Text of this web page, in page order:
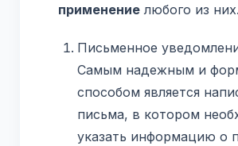
применение любого из них.
Письменное
Самым надежным и
способом является
письма, в котором
указать информацию о